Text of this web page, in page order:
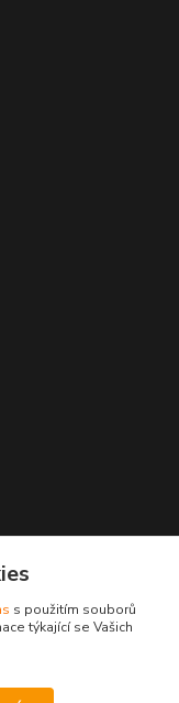
s použitím souborů
týkající se Vašich